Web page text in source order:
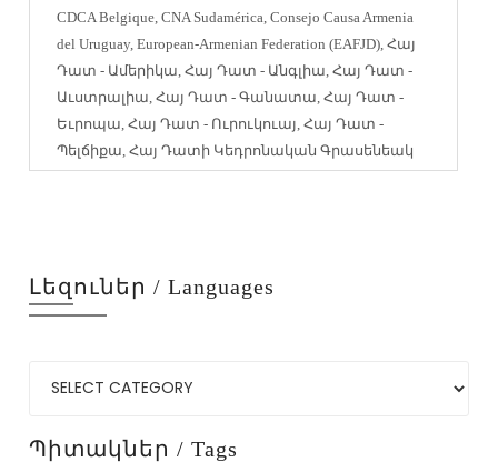
CDCA Belgique ,CNA Sudamérica ,Consejo Causa Armenia
del Uruguay,European-Armenian Federation (EAFJD) ,Հայ
Դատ - Ամերիկա ,Հայ Դատ - Անգլիա ,Հայ Դատ -
Աւստրալիա ,Հայ Դատ - Գանատա ,Հայ Դատ -
Եւրոպա ,Հայ Դատ - Ուրուկուայ ,Հայ Դատ -
Պելճիքա ,Հայ Դատի Կեդրոնական Գրասենեակ
Լեզուներ / Languages
Պիտակներ / Tags